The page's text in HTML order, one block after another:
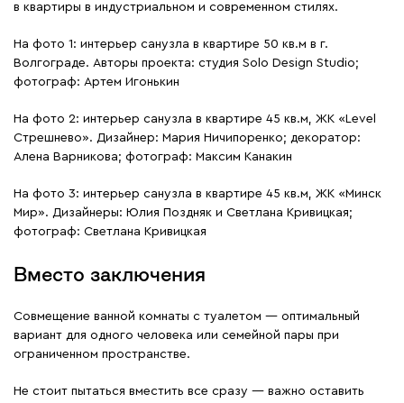
в квартиры в индустриальном и современном стилях.
На фото 1: интерьер санузла в квартире 50 кв.м в г.
Волгограде. Авторы проекта: студия Solo Design Studio;
фотограф: Артем Игонькин
На фото 2: интерьер санузла в квартире 45 кв.м, ЖК «Level
Стрешнево». Дизайнер: Мария Ничипоренко; декоратор:
Алена Варникова; фотограф: Максим Канакин
На фото 3: интерьер санузла в квартире 45 кв.м, ЖК «Минск
Мир». Дизайнеры: Юлия Поздняк и Светлана Кривицкая;
фотограф: Светлана Кривицкая
Вместо заключения
Совмещение ванной комнаты с туалетом — оптимальный
вариант для одного человека или семейной пары при
ограниченном пространстве.
Не стоит пытаться вместить все сразу — важно оставить